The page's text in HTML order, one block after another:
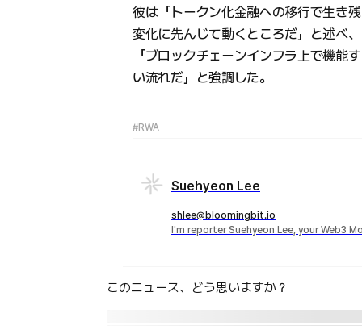
彼は「トークン化金融への移行で生き
変化に先んじて動くところだ」と述べ、
「ブロックチェーンインフラ上で機能
い流れだ」と強調した。
#RWA
Suehyeon Lee
shlee@bloomingbit.io
I'm reporter Suehyeon Lee, your Web3
このニュース、どう思いますか？